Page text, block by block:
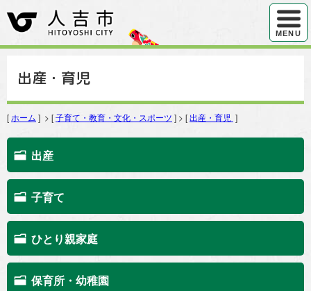
ハンバ
MENU
出産・育児
[ ホーム ] > [子育て・教育・文化・スポーツ ] > [出産・育児 ]
出産
子育て
ひとり親家庭
保育所・幼稚園